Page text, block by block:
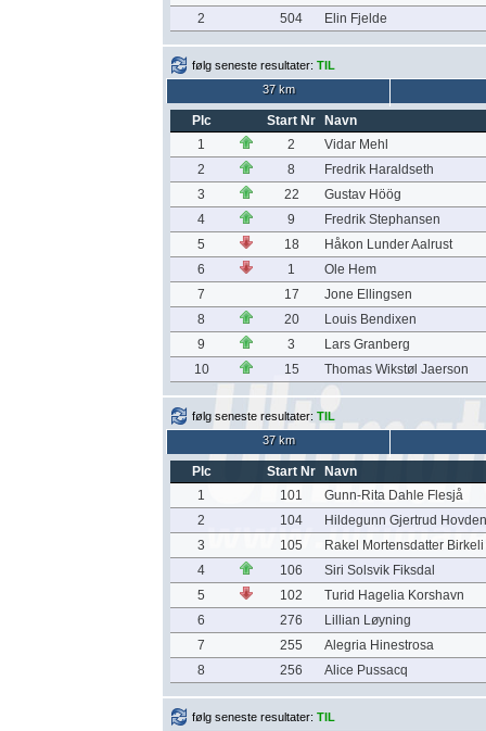
2
504 Elin Fjelde
følg seneste resultater: TIL
37 km
Plc Start Nr
Navn
1
2
Vidar Mehl
2
8
Fredrik Haraldseth
3
22
Gustav Höög
4
9
Fredrik Stephansen
5
18
Håkon Lunder Aalrust
6
1
Ole Hem
7
17
Jone Ellingsen
8
20
Louis Bendixen
9
3
Lars Granberg
10
15 Thomas Wikstøl Jaerson
følg seneste resultater: TIL
37 km
Plc Start Nr
Navn
1
101
Gunn-Rita Dahle Flesjå
2
104
Hildegunn Gjertrud
3
105
Rakel Mortensdatter Birkeli
4
106
Siri Solsvik Fiksdal
5
102
Turid Hagelia Korshavn
6
276
Lillian Løyning
7
255
Alegria Hinestrosa
8
256 Alice Pussacq
følg seneste resultater: TIL